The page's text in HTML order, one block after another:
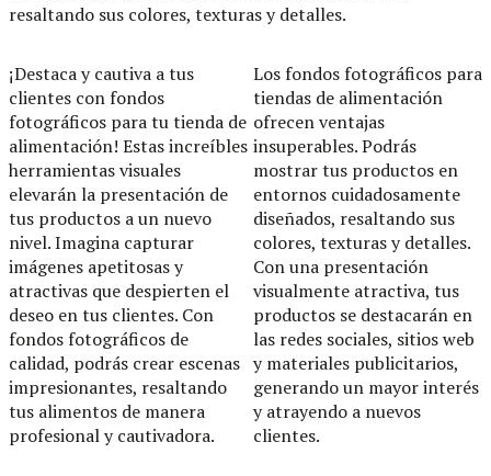
resaltando sus colores, texturas y detalles.
¡Destaca y cautiva a tus
clientes con fondos
fotográficos para tu tienda de
alimentación! Estas increíbles
herramientas visuales
elevarán la presentación de
tus productos a un nuevo
nivel. Imagina capturar
imágenes apetitosas y
atractivas que despierten el
deseo en tus clientes. Con
fondos fotográficos de
calidad, podrás crear escenas
impresionantes, resaltando
tus alimentos de manera
profesional y cautivadora.
Los fondos fotográficos para
tiendas de alimentación
ofrecen ventajas
insuperables. Podrás
mostrar tus productos en
entornos cuidadosamente
diseñados, resaltando sus
colores, texturas y detalles.
Con una presentación
visualmente atractiva, tus
productos se destacarán en
las redes sociales, sitios web
y materiales publicitarios,
generando un mayor interés
y atrayendo a nuevos
clientes.